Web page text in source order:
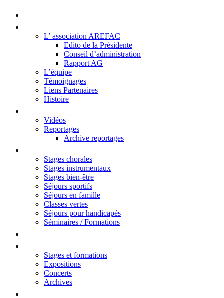
L’ association AREFAC
Edito de la Présidente
Conseil d’administration
Rapport AG
L’équipe
Témoignages
Liens Partenaires
Histoire
Vidéos
Reportages
Archive reportages
Stages chorales
Stages instrumentaux
Stages bien-être
Séjours sportifs
Séjours en famille
Classes vertes
Séjours pour handicapés
Séminaires / Formations
Stages et formations
Expositions
Concerts
Archives